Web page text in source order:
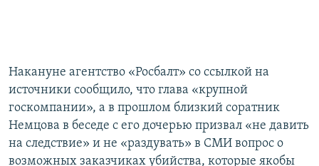
Накануне агентство «Росбалт» со ссылкой на
источники сообщило, что глава «крупной
госкомпании», а в прошлом близкий соратник
Немцова в беседе с его дочерью призвал «не давить
на следствие» и не «раздувать» в СМИ вопрос о
возможных заказчиках убийства, которые якобы